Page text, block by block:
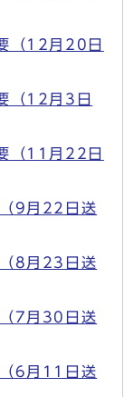
（12月20日
（12月3日
（11月22日
9月22日送
8月23日送
7月30日送
6月11日送